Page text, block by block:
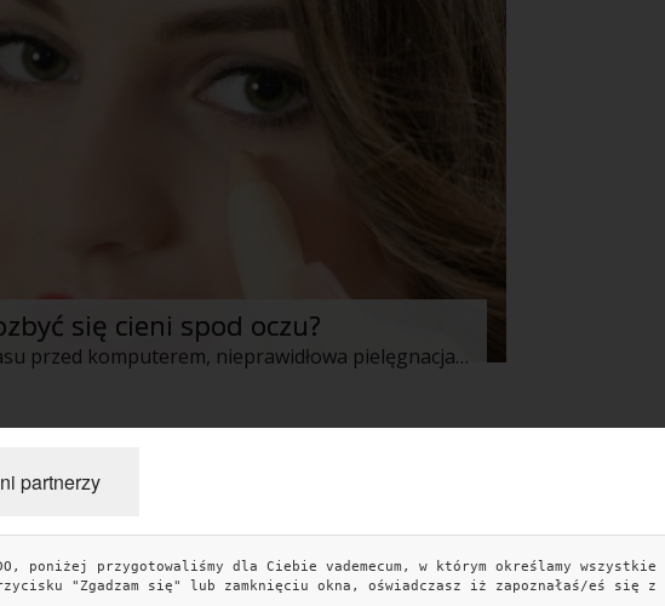
się cieni spod oczu?
Brak snu, spędzanie dużej ilości czasu przed komputerem, nieprawidłowa pielęgnacja- to wszystko przyczynia się do powstawania nieestetycznych cieni pod oczami. Żeby je zredukować należy pobudzić krążenie w tej właśnie partii. Jednak nawet obkładanie tych miejsc lodem i przykładanie schłodzonego ogórka nie zawsze jest w stanie pomóc. Wtedy trzeba sięgnąć po dobry korektor dostosowany do tej delikatnej okolicy.
TAGI
KONTAKT
partnerzy
poniżej przygotowaliśmy dla Ciebie vademecum, w którym określamy wszystkie
"Zgadzam się" lub zamknięciu okna, oświadczasz iż zapoznałaś/eś